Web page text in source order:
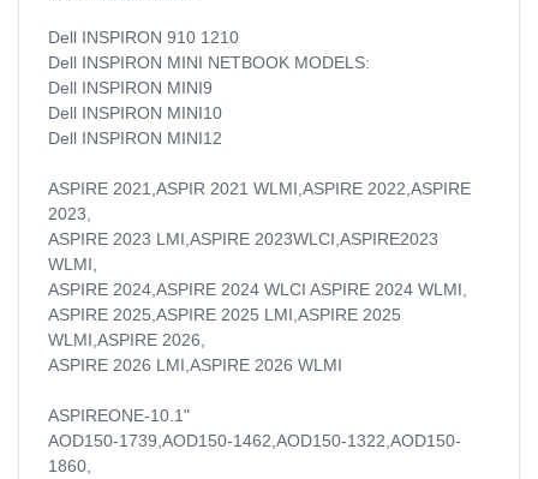
Dell INSPIRON 910 1210
Dell INSPIRON MINI NETBOOK MODELS:
Dell INSPIRON MINI9
Dell INSPIRON MINI10
Dell INSPIRON MINI12
ASPIRE 2021,ASPIR 2021 WLMI,ASPIRE 2022,ASPIRE
2023,
ASPIRE 2023 LMI,ASPIRE 2023WLCI,ASPIRE2023
WLMI,
ASPIRE 2024,ASPIRE 2024 WLCI ASPIRE 2024 WLMI,
ASPIRE 2025,ASPIRE 2025 LMI,ASPIRE 2025
WLMI,ASPIRE 2026,
ASPIRE 2026 LMI,ASPIRE 2026 WLMI
ASPIREONE-10.1"
AOD150-1739,AOD150-1462,AOD150-1322,AOD150-
1860,